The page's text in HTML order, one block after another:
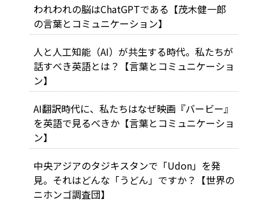
われわれの脳はChatGPTである【茂木健一郎
の言葉とコミュニケーション】
人と人工知能（AI）が共生する時代。私たちが
話すべき英語とは？【言葉とコミュニケーショ
ン】
AI翻訳時代に、私たちはなぜ映画『バービー』
を英語で見るべきか【言葉とコミュニケーショ
ン】
中央アジアのタジキスタンで「Udon」を発
見。それはどんな「うどん」ですか？【世界の
ニホンゴ調査団】